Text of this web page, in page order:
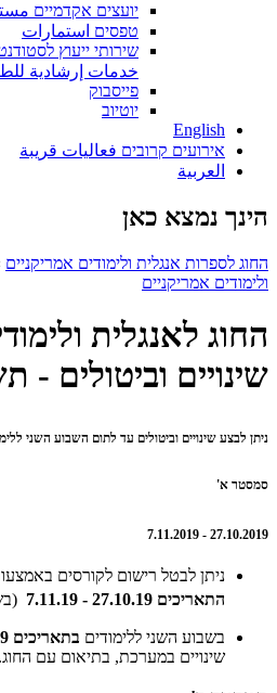
יועצים אקדמיים
טפסים استمارات
שירותי ייעוץ
خدمات إرشادية
פייסבוק
יוטיוב
English
אירועים קרובים فعاليات قريبة
العربية
הינך נמצא כאן
החוג לספרות אנגלית ולימודים אמריקניים
ולימודים אמריקניים
החוג לאנגלית
שינויים וביטולים
ניתן לבצע שינויים וביטולים עד לתום השבוע השני
סמסטר א'
27.10.2019 - 7.11.2019
ניתן לבטל רישום לקורסים
התאריכים 27.10.19 - 7.11.19
בשבוע השני ללימודים בתאריכים 3.11.19 - 7.11.19
שינויים במערכת, בתיאום עם החוג.